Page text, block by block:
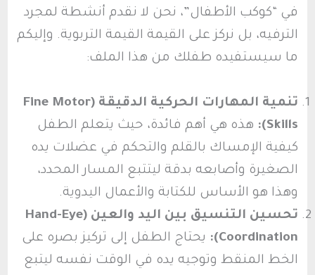
في “كوكب الأطفال”، نحن لا نقدم أنشطة لمجرد
الترفيه، بل نركز على القيمة القيمة التربوية. وإليكم
ما سيستفيده طفلك من هذا الملف:
تنمية المهارات الحركية الدقيقة (Fine Motor
Skills):
هذه هي أهم فائدة، حيث يتعلم الطفل
كيفية الإمساك بالقلم والتحكم في عضلات يده
الصغيرة وأصابعه بدقة ليتتبع المسار المحدد،
وهذا هو الأساس للكتابة والأعمال اليدوية.
تحسين التنسيق بين اليد والعين (Hand-Eye
Coordination):
يحتاج الطفل إلى تركيز بصره على
الخط المنقط وتوجيه يده في الوقت نفسه ليتبع